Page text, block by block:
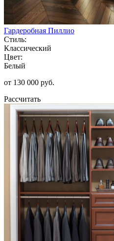
Гардеробная Пиллио
Стиль:
Классический
Цвет:
Белый
от 130 000 руб.
Рассчитать